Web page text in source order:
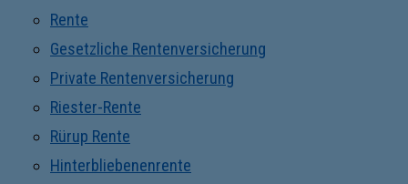
Rente
Gesetzliche Rentenversicherung
Private Rentenversicherung
Riester-Rente
Rürup Rente
Hinterbliebenenrente